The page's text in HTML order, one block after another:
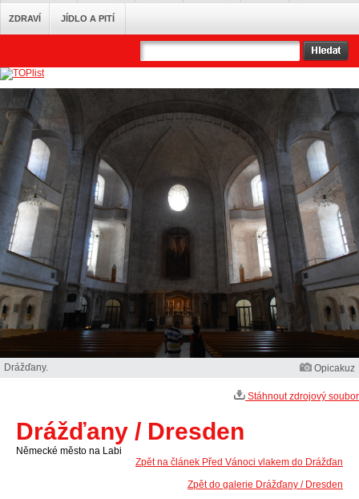
ZDRAVÍ JÍDLO A PITÍ
Drážďany. Opicakuz
Stáhnout zdrojový soubor
Drážďany / Dresden
Německé město na Labi
Zpět na článek Před Vánoci vlakem do Drážďan
Zpět do galerie Drážďany / Dresden